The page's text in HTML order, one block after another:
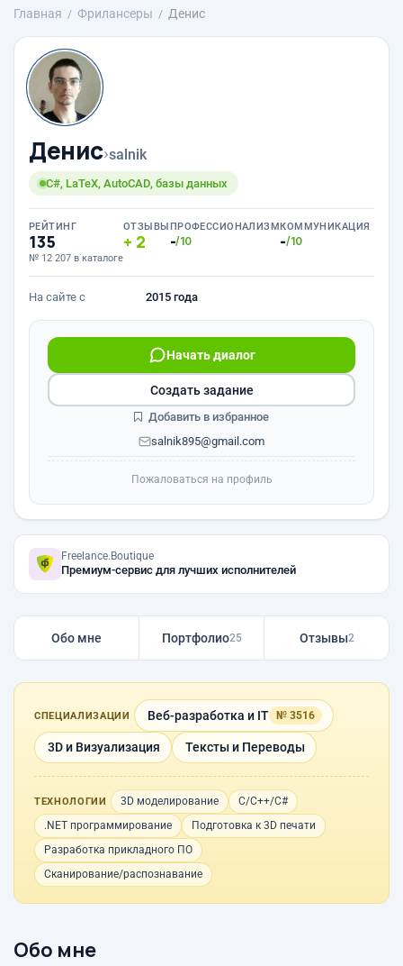
Главная Фрилансеры Денис
Денис›salnik
C#, LaTeX, AutoCAD, базы данных
РЕЙТИНГ
135
№ 12 207 в каталоге
ОТЗЫВЫ
2
ПРОФЕССИОНАЛИЗМ
-/10
КОММУНИКАЦИЯ
-/10
На сайте с 2015 года
Начать диалог
salnik895@gmail.com
Создать задание
Добавить в избранное
Пожаловаться на профиль
Freelance.Boutique
Премиум-сервис для лучших исполнителей
Обо мне Портфолио25 Отзывы2
СПЕЦИАЛИЗАЦИИ Веб-разработка и IT № 3516
3D и Визуализация Тексты и Переводы
ТЕХНОЛОГИИ 3D моделирование
C/C++/C#
.NET программирование
Подготовка к 3D печати
Разработка прикладного ПО
Сканирование/распознавание
Обо мне